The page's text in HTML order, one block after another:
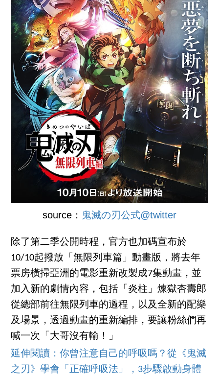
source： 鬼滅の刃公式@twitter
除了第二季公開時程，官方也加碼宣布於
10/10起撥放「無限列車篇」動畫版，將去年
票房橫掃亞洲的電影重新改製成7集動畫，並
加入新的劇情內容，包括「炎柱」煉獄杏壽郎
從總部前往無限列車的過程，以及全新的配樂
及場景，透過動畫的重新編排，要讓粉絲們再
喊一次「大哥沒有輸！」
延伸閱讀：你曾注意自己的呼吸嗎？從《鬼滅
之刃》學會「正確呼吸法」，3步驟啟動身體